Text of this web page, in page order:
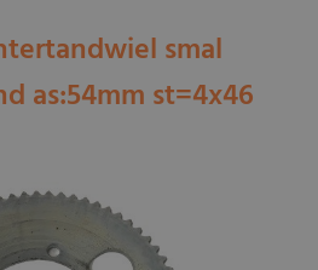
smal
as:54mm st=4x46